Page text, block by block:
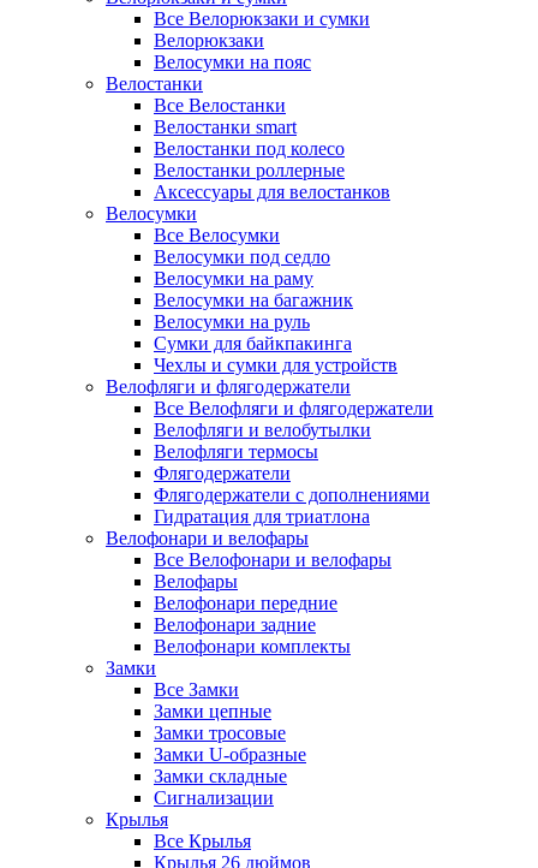
Все Велорюкзаки и сумки
Велорюкзаки
Велосумки на пояс
Велостанки
Все Велостанки
Велостанки smart
Велостанки под колесо
Велостанки роллерные
Аксессуары для велостанков
Велосумки
Все Велосумки
Велосумки под седло
Велосумки на раму
Велосумки на багажник
Велосумки на руль
Сумки для байкпакинга
Чехлы и сумки для устройств
Велофляги и флягодержатели
Все Велофляги и флягодержатели
Велофляги и велобутылки
Велофляги термосы
Флягодержатели
Флягодержатели с дополнениями
Гидратация для триатлона
Велофонари и велофары
Все Велофонари и велофары
Велофары
Велофонари передние
Велофонари задние
Велофонари комплекты
Замки
Все Замки
Замки цепные
Замки тросовые
Замки U-образные
Замки складные
Сигнализации
Крылья
Все Крылья
Крылья 26 дюймов